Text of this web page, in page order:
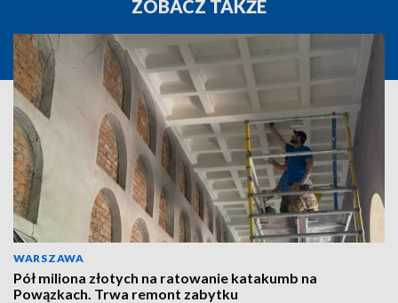
ZOBACZ TAKŻE
WARSZAWA
Pół miliona złotych na ratowanie katakumb na
Powązkach. Trwa remont zabytku